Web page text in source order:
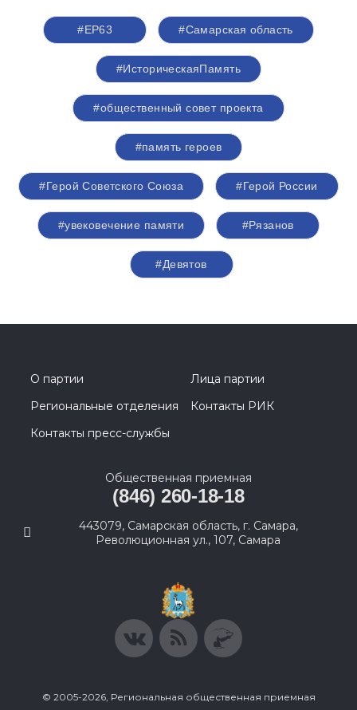
#ЕР63 #Самарская область
#ИсторическаяПамять
#общественный совет проекта
#память героев
#Герой Советского Союза #Герой России
#увековечение памяти #Рязанов
#Девятов
О партии
Лица партии
Региональные отделения
Контакты РИК
Контакты пресс-службы
Общественная приемная
(846) 260-18-18
443079, Самарская область, г. Самара,
Революционная ул., 107, Самара
© 2005-2026, Региональная общественная приемная